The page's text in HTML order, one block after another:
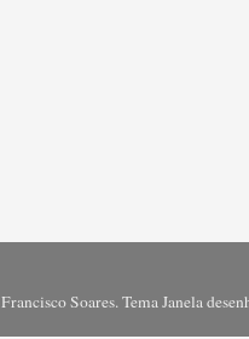
Francisco Soares. Tema Janela